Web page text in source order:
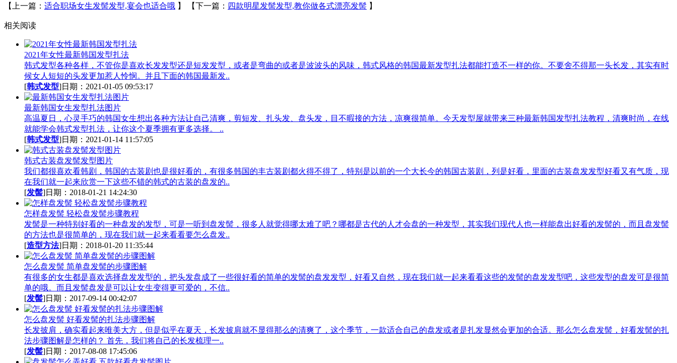
【上一篇： 适合职场女生发髻发型,宴会也适合哦 】 【下一篇： 四款明星发髻发型,教你做各式漂亮发髻 】
相关阅读
2021年女性最新韩国发型扎法
韩式发型各种各样，不管你是喜欢长发发型还是短发发型，或者是弯曲的或者是波波头的风味，韩式风格的韩国最新发型扎法都能打造不一样的你。不要舍不得那一头长发，其实有时
候女人短短的头发更加惹人怜悯。并且下面的韩国最新发..
[韩式发型]日期：2021-01-05 09:53:17
最新韩国女生发型扎法图片
高温夏日，心灵手巧的韩国女生想出各种方法让自己清爽，剪短发、扎头发、盘头发，目不暇接的方法，凉爽很简单。今天发型屋就带来三种最新韩国发型扎法教程，清爽时尚，在线
就能学会韩式发型扎法，让你这个夏季拥有更多选择。 ..
[韩式发型]日期：2021-01-14 11:57:05
韩式古装盘发髻发型图片
我们都很喜欢看韩剧，韩国的古装剧也是很好看的，有很多韩国的丰古装剧都火得不得了，特别是以前的一个大长今的韩国古装剧，列是好看，里面的古装盘发发型好看又有气质，现
在我们就一起来欣赏一下这些不错的韩式的古装的盘发的..
[发髻]日期：2018-01-21 14:24:30
怎样盘发髻 轻松盘发髻步骤教程
发髻是一种特别好看的一种盘发的发型，可是一听到盘发髻，很多人就觉得哪太难了吧？哪都是古代的人才会盘的一种发型，其实我们现代人也一样能盘出好看的发髻的，而且盘发髻
的方法也是很简单的，现在我们就一起来看看要怎么盘发..
[造型方法]日期：2018-01-20 11:35:44
怎么盘发髻 简单盘发髻的步骤图解
有很多的女生都是喜欢选择盘发发型的，把头发盘成了一些很好看的简单的发髻的盘发发型，好看又自然，现在我们就一起来看看这些的发髻的盘发发型吧，这些发型的盘发可是很简
单的哦。而且发髻盘发是可以让女生变得更可爱的，不信..
[发髻]日期：2017-09-14 00:42:07
怎么盘发髻 好看发髻的扎法步骤图解
长发披肩，确实看起来唯美大方，但是似乎在夏天，长发披肩就不显得那么的清爽了，这个季节，一款适合自己的盘发或者是扎发显然会更加的合适。那么怎么盘发髻，好看发髻的扎
法步骤图解是怎样的？ 首先，我们将自己的长发梳理一..
[发髻]日期：2017-08-08 17:45:06